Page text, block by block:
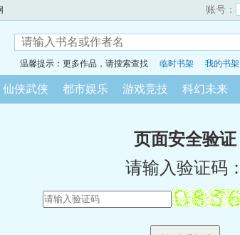
账号：
温馨提示：更多作品，请搜索查找 临时书架 我的书架
仙侠武侠 都市娱乐 游戏竞技 科幻未来
页面安全验证
请输入验证码：